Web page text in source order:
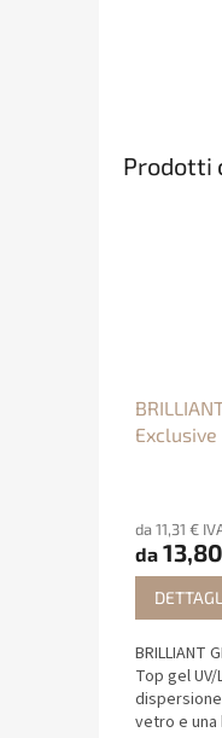
Prodotti
Exclusive
da 11,31 €
da
BRILLIANT
Top gel
vetro e